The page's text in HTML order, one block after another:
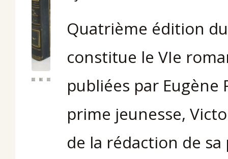
Quatrième édition
constitue le VIe
publiées par Eugène
prime jeunesse,
de la rédaction de